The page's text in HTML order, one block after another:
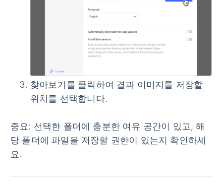
찾아보기를 클릭하여 결과 이미지를 저장할
위치를 선택합니다.
중요 : 선택한 폴더에 충분한 여유 공간이 있고, 해
당 폴더에 파일을 저장할 권한이 있는지 확인하세
요.